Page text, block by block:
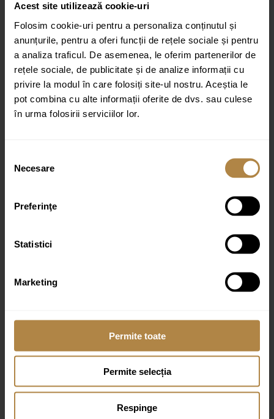
Acest site utilizează cookie-uri
Folosim cookie-uri pentru a personaliza conținutul și
anunțurile, pentru a oferi funcții de rețele sociale și pentru
a analiza traficul. De asemenea, le oferim partenerilor de
rețele sociale, de publicitate și de analize informații cu
privire la modul în care folosiți site-ul nostru. Aceștia le
pot combina cu alte informații oferite de dvs. sau culese
în urma folosirii serviciilor lor.
consimțământului
Necesare
Preferinţe
Statistici
Marketing
Permite toate
Permite selecția
Respinge
Nume*
Cadita dus dreptunghiulara Omnires Camden alb 90×140
Sifon cu garnitura de etansare SLIM pentru cadita de dus